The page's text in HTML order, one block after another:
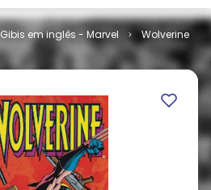
Gibis em inglês - Marvel
Wolverine